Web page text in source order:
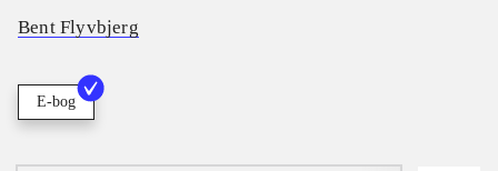
Bent Flyvbjerg
E-bog